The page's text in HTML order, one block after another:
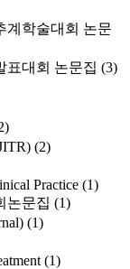
계학술대회 논문
표대회 논문집 (3)
(2)
Practice (1)
논문집 (1)
(1)
(1)